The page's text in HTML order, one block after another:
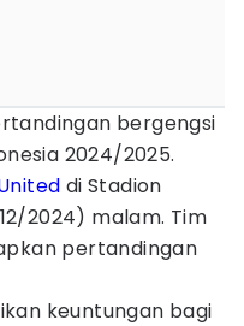
bergengsi
2024/2025.
di Stadion
2024) malam. Tim
pertandingan
keuntungan bagi